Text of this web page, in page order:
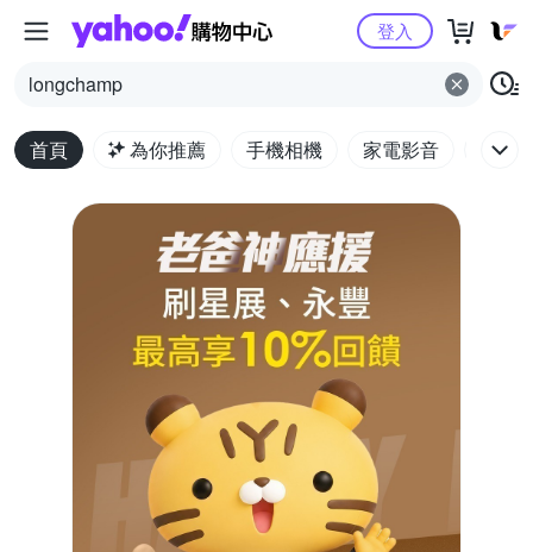
Yahoo購物中心
longchamp
登入
首頁 為你推薦 手機相機 家電影音 電腦